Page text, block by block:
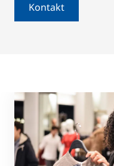
Kontakt